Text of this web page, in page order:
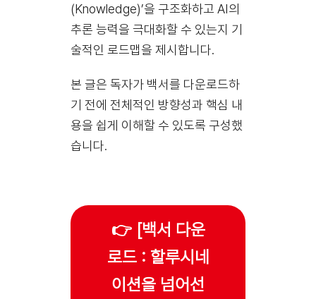
(Knowledge)’을 구조화하고 AI의
추론 능력을 극대화할 수 있는지 기
술적인 로드맵을 제시합니다.
본 글은 독자가 백서를 다운로드하
기 전에 전체적인 방향성과 핵심 내
용을 쉽게 이해할 수 있도록 구성했
습니다.
👉 [백서 다운
로드 : 할루시네
이션을 넘어선